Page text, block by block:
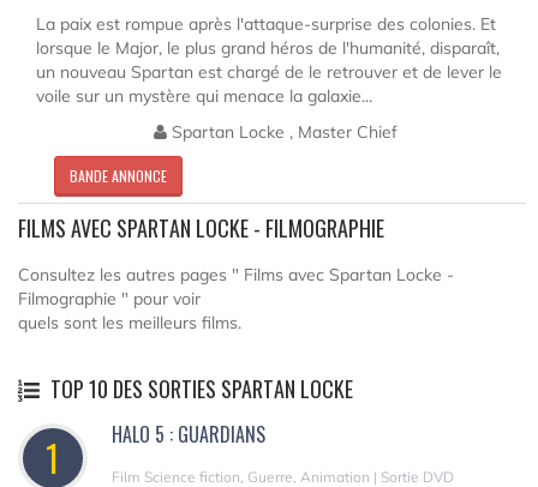
La paix est rompue après l'attaque-surprise des colonies. Et
lorsque le Major, le plus grand héros de l'humanité, disparaît,
un nouveau Spartan est chargé de le retrouver et de lever le
voile sur un mystère qui menace la galaxie...
Spartan Locke , Master Chief
BANDE ANNONCE
FILMS AVEC SPARTAN LOCKE - FILMOGRAPHIE
Consultez les autres pages " Films avec Spartan Locke -
Filmographie " pour voir
quels sont les meilleurs films.
TOP 10 DES SORTIES SPARTAN LOCKE
1 HALO 5 : GUARDIANS
Film Science fiction, Guerre, Animation | Sortie DVD